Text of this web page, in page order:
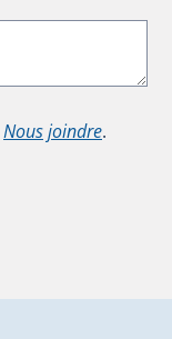
Nous joindre.